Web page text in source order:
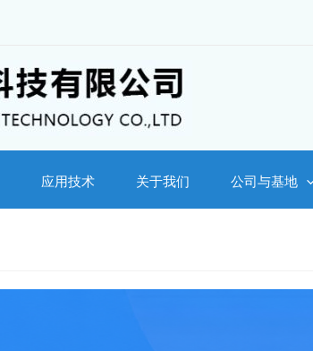
应用技术 关于我们 公司与基地